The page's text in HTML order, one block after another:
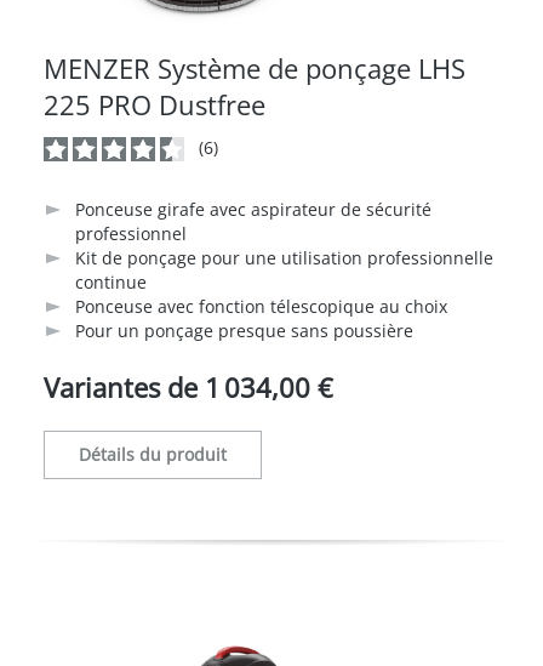
MENZER Système de ponçage LHS
225 PRO Dustfree
(6)
Ponceuse girafe avec aspirateur de sécurité
professionnel
Kit de ponçage pour une utilisation professionnelle
continue
Ponceuse avec fonction télescopique au choix
Pour un ponçage presque sans poussière
Variantes de 1 034,00 €
Détails du produit